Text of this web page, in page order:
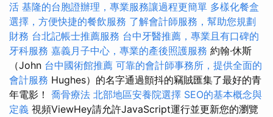
活 基隆的台胞證辦理，專業服務讓過程更簡單 多樣化餐盒
選擇，方便快捷的餐飲服務 了解會計師服務，幫助您規劃
財務 台北記帳士推薦服務 台中牙醫推薦，專業且有口碑的
牙科服務 嘉義月子中心，專業的產後照護服務 約翰·休斯
（John 台中國術館推薦 可靠的會計師事務所，提供全面的
會計服務 Hughes）的名字通過顫抖的竊賊匯集了最好的青
年電影！ 喬骨療法 北部地區安養院選擇 SEO的基本概念與
定義 視頻ViewHey請允許JavaScript運行並更新您的瀏覽